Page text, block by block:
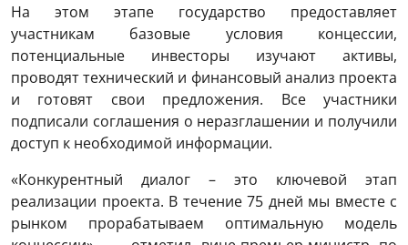
На этом этапе государство предоставляет
участникам базовые условия концессии,
потенциальные инвесторы изучают активы,
проводят технический и финансовый анализ проекта
и готовят свои предложения. Все участники
подписали соглашения о неразглашении и получили
доступ к необходимой информации.
«Конкурентный диалог – это ключевой этап
реализации проекта. В течение 75 дней мы вместе с
рынком прорабатываем оптимальную модель